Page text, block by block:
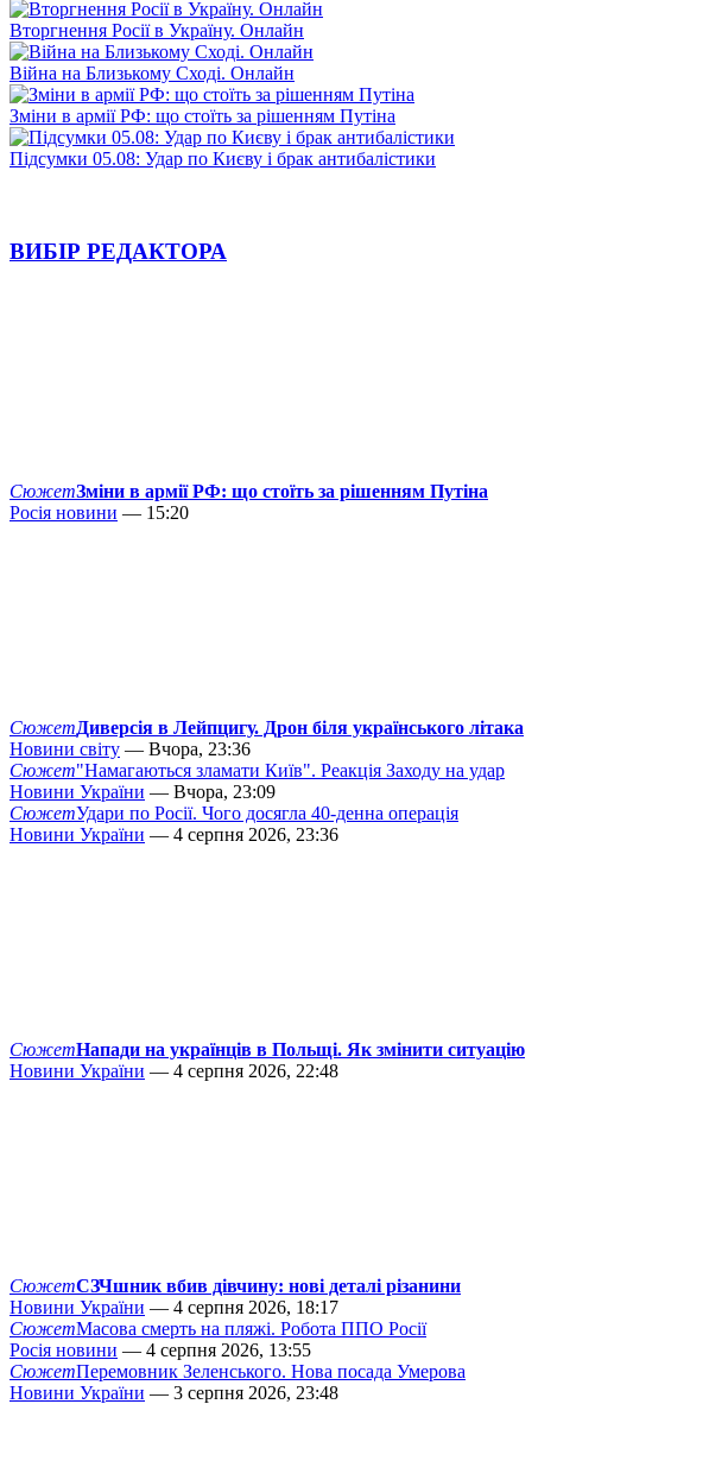
Вторгнення Росії в Україну. Онлайн
Війна на Близькому Сході. Онлайн
Зміни в армії РФ: що стоїть за рішенням Путіна
Підсумки 05.08: Удар по Києву і брак антибалістики
ВИБІР РЕДАКТОРА
СюжетЗміни в армії РФ: що стоїть за рішенням Путіна
Росія новини — 15:20
СюжетДиверсія в Лейпцигу. Дрон біля українського літака
Новини світу — Вчора, 23:36
Сюжет"Намагаються зламати Київ". Реакція Заходу на удар
Новини України — Вчора, 23:09
СюжетУдари по Росії. Чого досягла 40-денна операція
Новини України — 4 серпня 2026, 23:36
СюжетНапади на українців в Польщі. Як змінити ситуацію
Новини України — 4 серпня 2026, 22:48
СюжетСЗЧшник вбив дівчину: нові деталі різанини
Новини України — 4 серпня 2026, 18:17
СюжетМасова смерть на пляжі. Робота ППО Росії
Росія новини — 4 серпня 2026, 13:55
СюжетПеремовник Зеленського. Нова посада Умерова
Новини України — 3 серпня 2026, 23:48